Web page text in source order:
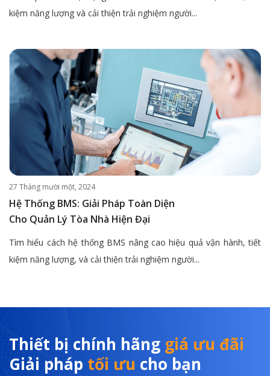
kiệm năng lượng và cải thiện trải nghiệm người...
27 Tháng mười một, 2024
Hệ Thống BMS: Giải Pháp Toàn Diện
Cho Quản Lý Tòa Nhà Hiện Đại
Tìm hiểu cách hệ thống BMS nâng cao hiệu quả vận hành, tiết
kiệm năng lượng, và cải thiện trải nghiệm người...
Thiết bị chính hãng giá ưu đãi
Giải pháp tối ưu cho bạn